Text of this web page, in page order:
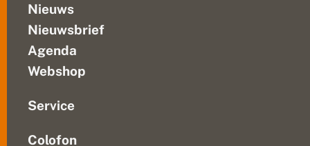
Nieuws
Nieuwsbrief
Agenda
Webshop
Service
Colofon